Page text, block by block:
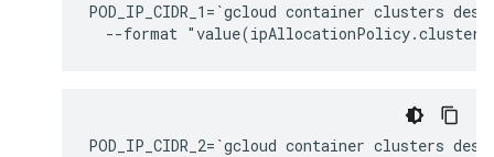
POD_IP_CIDR_1=`gcloud container clusters
POD_IP_CIDR_2=`gcloud container clusters